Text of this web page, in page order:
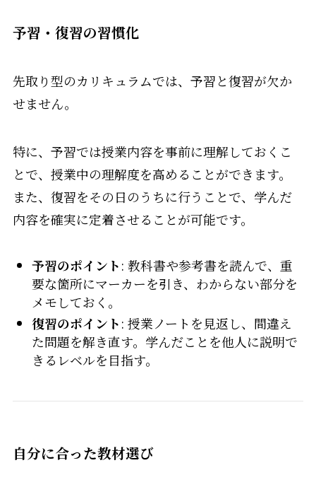
予習・復習の習慣化
先取り型のカリキュラムでは、予習と復習が欠か
せません。
特に、予習では授業内容を事前に理解しておくこ
とで、授業中の理解度を高めることができます。
また、復習をその日のうちに行うことで、学んだ
内容を確実に定着させることが可能です。
予習のポイント: 教科書や参考書を読んで、重
要な箇所にマーカーを引き、わからない部分を
メモしておく。
復習のポイント: 授業ノートを見返し、間違え
た問題を解き直す。学んだことを他人に説明で
きるレベルを目指す。
自分に合った教材選び